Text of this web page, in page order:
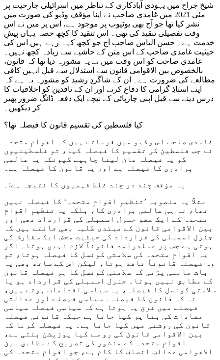
شیخ جراح میں یہودی آبادکاری کے تناظر میں اسرائیلی جارحیت پر
مئی 2021 میں غامدی صاحب نے اپنا مؤقف وڈیو کی صورت میں
نشر کیا تھا جو آج بھی یوٹیوب پر موجود ہے، اس پر میں نے اس
وقت تفصیلی تنقید کی تھی۔ اس تنقید کا کچھ حصہ یہاں پیشِ
خدمت ہے۔ حسن الیاس صاحب آج جو کچھ کہہ رہے ہیں اس کی
حیثیت غامدی صاحب کے اس متن کے حاشیے سے زیادہ کچھ نہیں۔
غامدی صاحب کو اس وقت میں نے یہ مشورہ دیا تھا کہ قانون،
بالخصوص بین الاقوامی قانون سے استدلال سے قبل انہیں کافی
مطالعے کی ضرورت ہے۔ ان کے شاگردِ رشید کو مشورہ یہ ہے کہ
اپنے استاذِ گرامی کا دفاع کرنے اور ان کے ناقدین کو اخلاقیات کا
درس دینے سے قبل اپنی چارپائی کے نیچے ایک دفعہ ڈانگ ضرور پھیر
کر دیکھیں۔
کیا فلسطین کی تقسیم قانون کا فیصلہ تھا؟
غامدی صاحب اس وڈیو میں فرماتے ہیں کہ اقوامِ متحدہ
نے جب فلسطین کی تقسیم کا فیصلہ کیا، تو فلسطینیوں
کو یہ فیصلہ مان لینا چاہیے کیونکہ یہ عالمی
برادری کا فیصلہ ہے اور یہ قانون کا فیصلہ ہے۔
یہ مؤقف چند در چند غلط فہمیوں کا نتیجہ ہے:۔
مثلاً یہ منصوبہ ’تنظیمِ اقوامِ متحدہ‘ کا فیصلہ نہیں
تھا، نہ ہی عالمی برادری کا، بلکہ یہ تنظیمِ اقوامِ
متحدہ کے ایک عضو جنرل اسمبلی کی قرارداد تھی اور
بین الاقوامی قانون کے مبتدی طلبہ بھی جانتے ہیں کہ
جنرل اسمبلی کی قرارداد کی حیثیت محض ایک سفارش کی
ہوتی ہے جس پر عملدرآمد قانوناً لازم نہیں ہوتا۔ اگر
یہ اقوامِ متحدہ کی سلامتی کونسل کا فیصلہ ہوتا، تو
وہ فیصلہ قانوناً نافذ ہوتا، لیکن اس کے ساتھ بھی یہ
بات ماننی پڑتی کہ سلامتی کونسل کا ہر فیصلہ قانون
کے مطابق نہیں ہوتا۔ جنرل اسمبلی کی قرارداد ہو یا
سلامتی کونسل کا فیصلہ، یہ سیاسی اقدامات ہوتے ہیں،
نہ کہ قانون کا فیصلہ۔ سیاسی فیصلے اور عدالتی
فیصلے میں فرق یہ ہوتا ہے کہ سیاسی فیصلہ سیاسی
مفادات کی بنا پر کیا جاتا ہے جبکہ قانونی فیصلہ
قانون کی روشنی میں کیا جاتا ہے۔ یہ فیصلہ کرنا کہ
بین الاقوامی قانون کی رو سے کیا پوزیشن بنتی ہے،
اقوامِ متحدہ کے منشور کی تصریح کے مطابق بین
الاقوامی عدالتِ انصاف کا کام ہے، جو اقوامِ متحدہ کی